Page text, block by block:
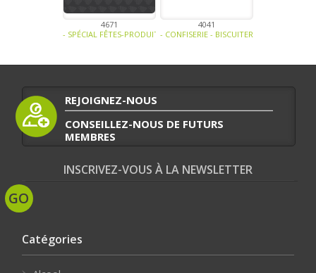
4671
- SPÉCIAL FÊTES-PRODUIT LAITIER-CONFISERIE - BISCUITERIE -
4041
- CONFISERIE - BISCUITERIE -
REJOIGNEZ-NOUS
CONSEILLEZ-NOUS DE FUTURS
MEMBRES
INSCRIVEZ-VOUS À LA NEWSLETTER
Catégories